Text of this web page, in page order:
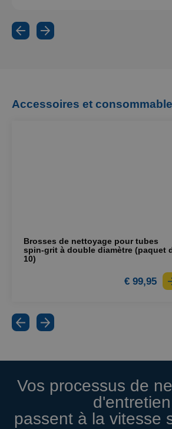
Accessoires et
Brosses de nettoyage pour tubes
spin-grit à double diamètre (paquet
10)
€ 99,95
Vos processus de
d'entretien
passent à la vitesse